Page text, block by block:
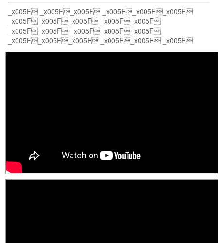
_x005F _x005F_x005F _x005F_x005F_x005F
_x005F_x005F_x005F _x005F_x005F
_x005F_x005F _x005F_x005F_x005F
_x005F_x005F_x005F _x005F_x005F _x005F